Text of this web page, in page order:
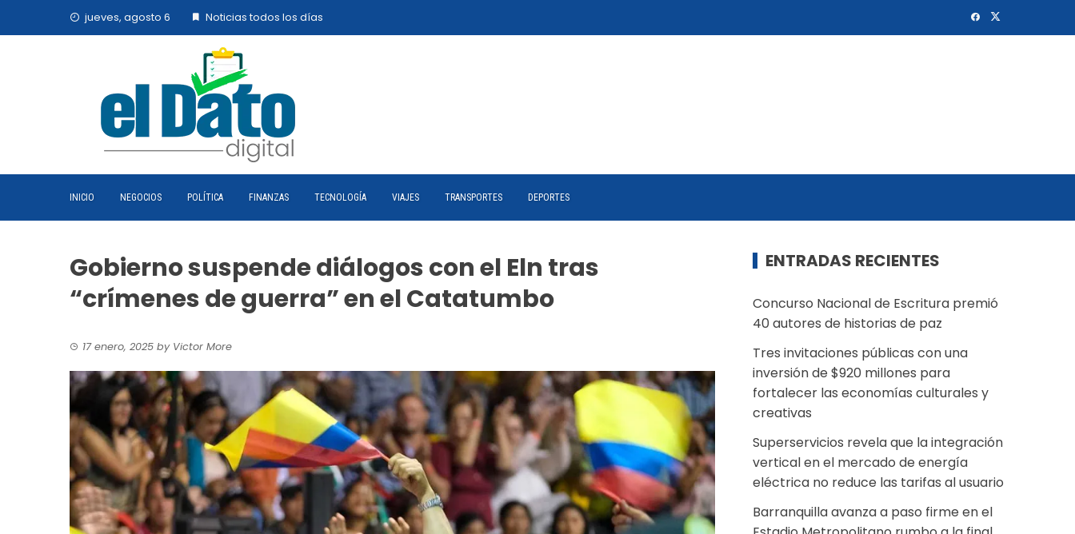
jueves, agosto 6 Noticias todos los días
INICIO NEGOCIOS POLÍTICA FINANZAS TECNOLOGÍA VIAJES TRANSPORTES DEPORTES
Gobierno suspende diálogos con el Eln tras
“crímenes de guerra” en el Catatumbo
17 enero, 2025 by Victor More
ENTRADAS RECIENTES
Concurso Nacional de Escritura premió
40 autores de historias de paz
Tres invitaciones públicas con una
inversión de $920 millones para
fortalecer las economías culturales y
creativas
Superservicios revela que la integración
vertical en el mercado de energía
eléctrica no reduce las tarifas al usuario
Barranquilla avanza a paso firme en el